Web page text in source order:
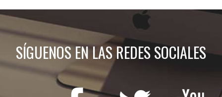
SÍGUENOS EN LAS REDES SOCIALES